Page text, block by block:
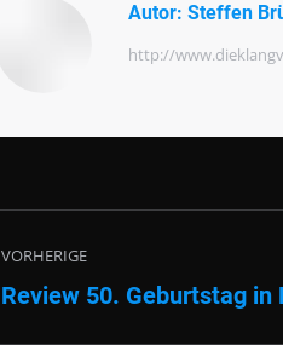
Autor: Steffen
http://
VORHERIGE
Vorheriger
Review 50. Geburtstag